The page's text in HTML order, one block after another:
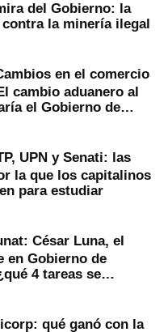
del Gobierno: la
la minería ilegal
en el comercio
cambio aduanero al
el Gobierno de
UPN y Senati: las
la que los capitalinos
para estudiar
César Luna, el
en Gobierno de
4 tareas se
qué ganó con la